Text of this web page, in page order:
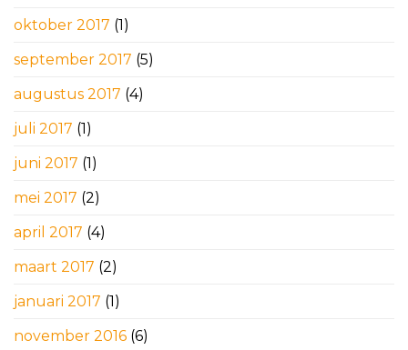
oktober 2017 (1)
september 2017 (5)
augustus 2017 (4)
juli 2017 (1)
juni 2017 (1)
mei 2017 (2)
april 2017 (4)
maart 2017 (2)
januari 2017 (1)
november 2016 (6)